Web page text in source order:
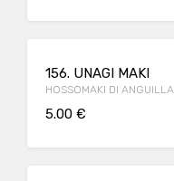
156. UNAGI MAKI
HOSSOMAKI DI ANGUILLA
5.00 €